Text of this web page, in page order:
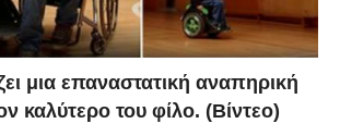
μια επαναστατική αναπηρική
καλύτερο του φίλο. (Βίντεο)